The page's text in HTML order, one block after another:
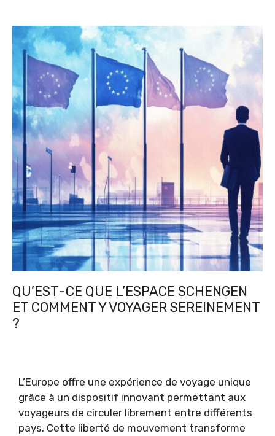
QU’EST-CE QUE L’ESPACE SCHENGEN
ET COMMENT Y VOYAGER SEREINEMENT
?
L’Europe offre une expérience de voyage unique
grâce à un dispositif innovant permettant aux
voyageurs de circuler librement entre différents
pays. Cette liberté de mouvement transforme